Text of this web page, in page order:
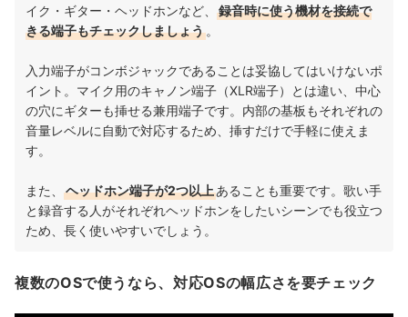
イク・ギター・ヘッドホンなど、
録音時に使う機材を接続で
きる端子もチェックしましょう 。
入力端子がコンボジャックであることは妥協してはいけないポ
イント。マイク用のキャノン端子（XLR端子）とは違い、中心
の穴にギターも挿せる兼用端子です。内部の基板もそれぞれの
音量レベルに自動で対応するため、挿すだけで手軽に使えま
す。
また、 ヘッドホン端子が2つ以上あることも重要です。歌い手
と録音する人がそれぞれヘッドホンをしたいシーンでも役立つ
ため、長く使いやすいでしょう。
複数のOSで使うなら、対応OSの幅広さを要チェック